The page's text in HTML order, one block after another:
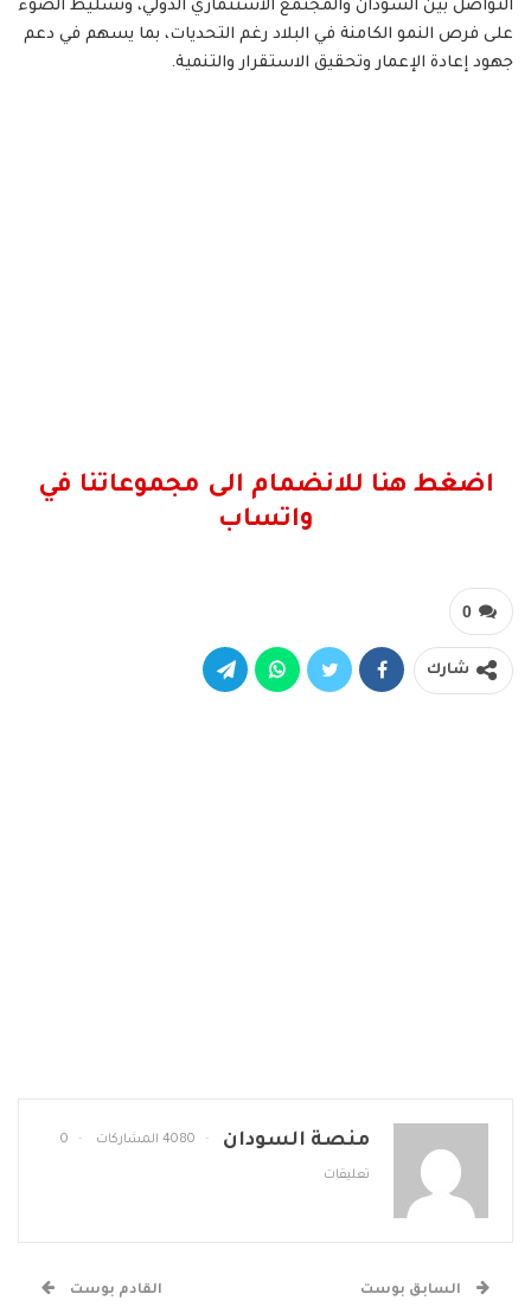
التواصل بين السودان والمجتمع الاستثماري الدولي، وتسليط الضوء
على فرص النمو الكامنة في البلاد رغم التحديات، بما يسهم في دعم
جهود إعادة الإعمار وتحقيق الاستقرار والتنمية.
اضغط هنا للانضمام الى مجموعاتنا في
واتساب
0
شارك
منصة السودان 4080 المشاركات 0
تعليقات
السابق بوست القادم بوست